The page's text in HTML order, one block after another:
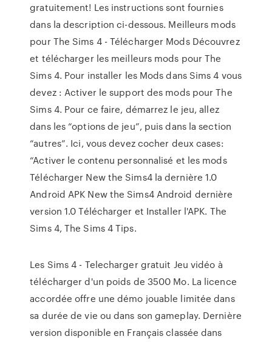
gratuitement! Les instructions sont fournies
dans la description ci-dessous. Meilleurs mods
pour The Sims 4 - Télécharger Mods Découvrez
et télécharger les meilleurs mods pour The
Sims 4. Pour installer les Mods dans Sims 4 vous
devez : Activer le support des mods pour The
Sims 4. Pour ce faire, démarrez le jeu, allez
dans les “options de jeu”, puis dans la section
“autres”. Ici, vous devez cocher deux cases:
“Activer le contenu personnalisé et les mods
Télécharger New the Sims4 la dernière 1.0
Android APK New the Sims4 Android dernière
version 1.0 Télécharger et Installer l'APK. The
Sims 4, The Sims 4 Tips.
Les Sims 4 - Telecharger gratuit Jeu vidéo à
télécharger d'un poids de 3500 Mo. La licence
accordée offre une démo jouable limitée dans
sa durée de vie ou dans son gameplay. Dernière
version disponible en Français classée dans